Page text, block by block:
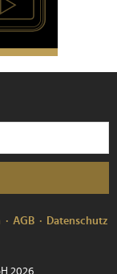
AGB
Datenschutz